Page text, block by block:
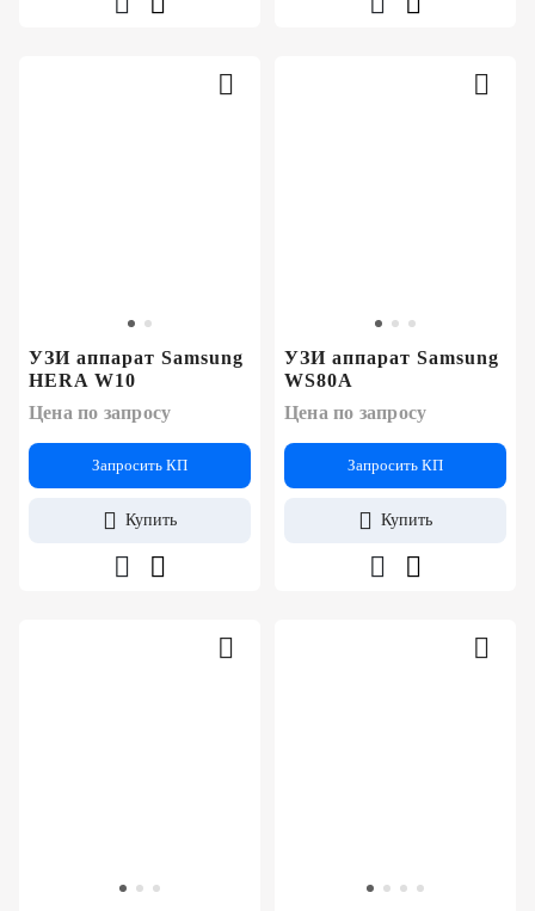
УЗИ аппарат Samsung
HERA W10
Цена по запросу
Запросить КП
Купить
УЗИ аппарат Samsung
WS80A
Цена по запросу
Запросить КП
Купить